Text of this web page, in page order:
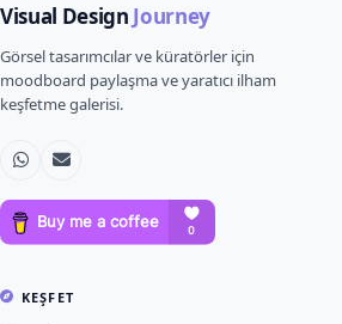
Visual Design Journey
Görsel tasarımcılar ve küratörler için
moodboard paylaşma ve yaratıcı ilham
keşfetme galerisi.
KEŞFET